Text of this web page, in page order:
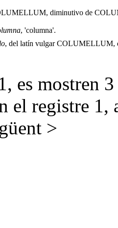
diminutivo de
, 'columna'.
, del latín vulgar
es mostren
el registre 1,
>